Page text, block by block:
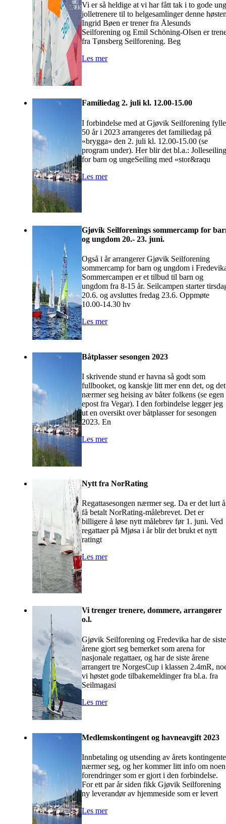
Vi er så heldige at vi har fått tak i to gode
jolletrenere til to helgesamlinger denne
Ingrid Bøen er trener fra Ålesunds
Seilforening og Emil Schöning-Olsen er
fra Tønsberg Seilforening. Beg
Les mer
Familiedag 2. juli kl. 12.00-15.00
I forbindelse med at Gjøvik Seilforening
50 år i 2023 arrangeres det familiedag på
«brygga» den 2. juli kl. 12.00-15.00 (se
program under). Her blir det bl.a.: Jolleseiling
for barn og ungeSeiling med «stor&raqu
Les mer
Gjøvik Seilforenings sommercamp for
og ungdom 20.- 23. juni.
Også i år arrangerer Gjøvik Seilforening
sommercamp for barn og ungdom i
Sommercampen er et tilbud til barn og
ungdom fra 8-15 år. Seilcampen starter
20.6. og avsluttes fredag 23.6. Oppmøte
10.00-14.30 hv
Les mer
Båtplasser sesongen 2023
I skrivende stund er havna så godt som
fullbooket, og kanskje litt mer enn det, og det
nærmer seg heising av båter folkens (se egen
epost fra Vegar). I den forbindelse legger jeg
ut en oversikt over båtplasser for sesongen
2023. En
Les mer
Nytt fra NorRating
Regattasesongen nærmer seg. Da er det lurt å
få betalt NorRating-målebrevet. Det er
billigere å løse nytt målebrev før 1. juni. Ved
regattaer på Mjøsa i år blir det brukt et nytt
ratingt
Les mer
Vi trenger trenere, dommere, arrangører
o.l.
Gjøvik Seilforening og Fredevika har de siste
årene gjort seg bemerket som arena for
nasjonale regattaer, og har de siste årene
arrangert tre NorgesCup i klassen 2.4mR,
vi høstet gode tilbakemeldinger fra bl.a. fra
Seilmagasi
Les mer
Medlemskontingent og havneavgift 2023
Innbetaling og utsending av årets
nærmer seg, og her kommer litt info om noen
forendringer som er gjort i den forbindelse.
For ett par år siden fikk Gjøvik Seilforening
ny leverandør av hjemmeside som er levert
Les mer